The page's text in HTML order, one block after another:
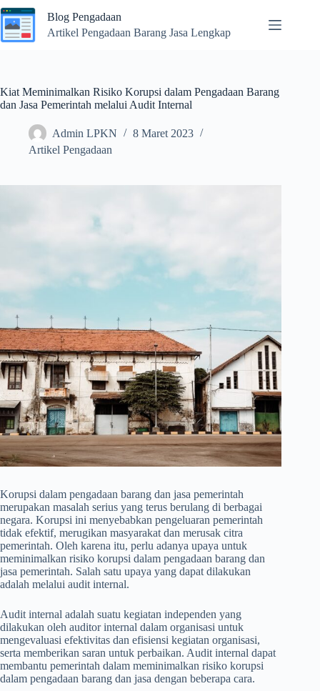
Skip
to
content
Blog Pengadaan
Artikel Pengadaan Barang Jasa Lengkap
Kiat Meminimalkan Risiko Korupsi dalam Pengadaan Barang
dan Jasa Pemerintah melalui Audit Internal
Admin LPKN
8 Maret 2023
Artikel Pengadaan
Korupsi dalam pengadaan barang dan jasa pemerintah
merupakan masalah serius yang terus berulang di berbagai
negara. Korupsi ini menyebabkan pengeluaran pemerintah
tidak efektif, merugikan masyarakat dan merusak citra
pemerintah. Oleh karena itu, perlu adanya upaya untuk
meminimalkan risiko korupsi dalam pengadaan barang dan
jasa pemerintah. Salah satu upaya yang dapat dilakukan
adalah melalui audit internal.
Audit internal adalah suatu kegiatan independen yang
dilakukan oleh auditor internal dalam organisasi untuk
mengevaluasi efektivitas dan efisiensi kegiatan organisasi,
serta memberikan saran untuk perbaikan. Audit internal dapat
membantu pemerintah dalam meminimalkan risiko korupsi
dalam pengadaan barang dan jasa dengan beberapa cara.